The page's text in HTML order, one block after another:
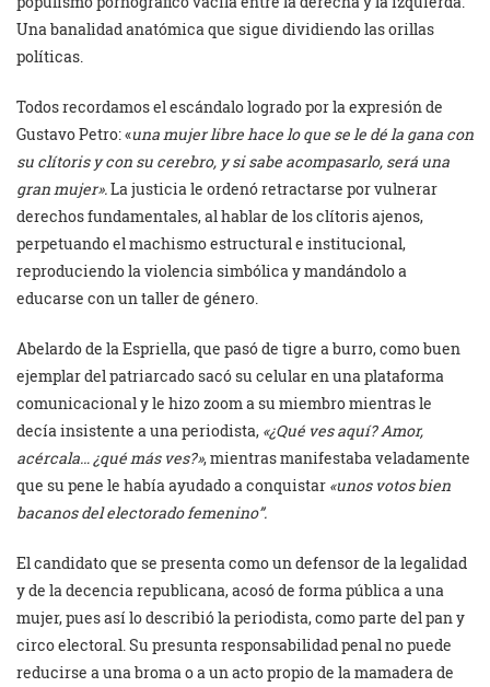
Una banalidad anatómica que sigue dividiendo las orillas
políticas.
Todos recordamos el escándalo logrado por la expresión de
Gustavo Petro: «una mujer libre hace lo que se le dé la gana con
su clítoris y con su cerebro, y si sabe acompasarlo, será una
gran mujer».La justicia le ordenó retractarse por vulnerar
derechos fundamentales, al hablar de los clítoris ajenos,
perpetuando el machismo estructural e institucional,
reproduciendo la violencia simbólica y mandándolo a
educarse con un taller de género.
Abelardo de la Espriella, que pasó de tigre a burro, como buen
ejemplar del patriarcado sacó su celular en una plataforma
comunicacional y le hizo zoom a su miembro mientras le
decía insistente a una periodista, «¿Qué ves aquí? Amor,
acércala… ¿qué más ves?», mientras manifestaba veladamente
que su pene le había ayudado a conquistar «unos votos bien
bacanos del electorado femenino”.
El candidato que se presenta como un defensor de la legalidad
y de la decencia republicana, acosó de forma pública a una
mujer, pues así lo describió la periodista, como parte del pan y
circo electoral. Su presunta responsabilidad penal no puede
reducirse a una broma o a un acto propio de la mamadera de